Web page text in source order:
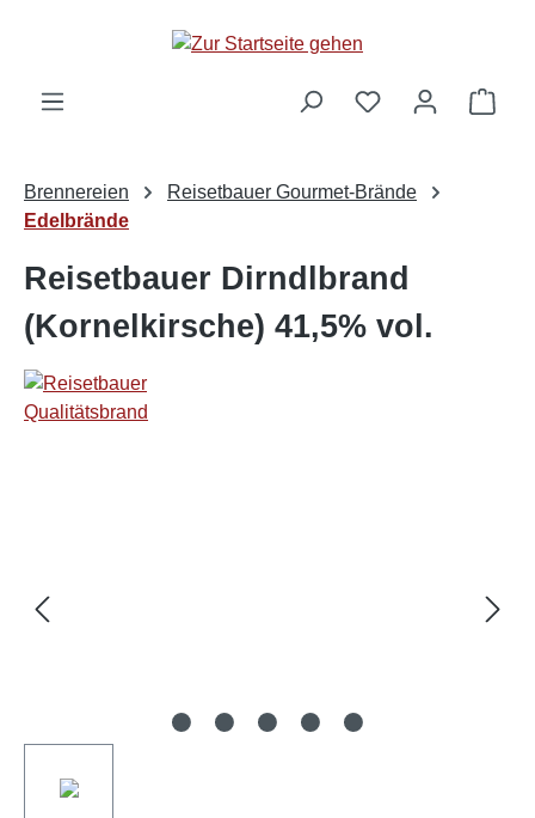
Brennereien
Reisetbauer Gourmet-Brände
Edelbrände
Reisetbauer Dirndlbrand
(Kornelkirsche) 41,5% vol.